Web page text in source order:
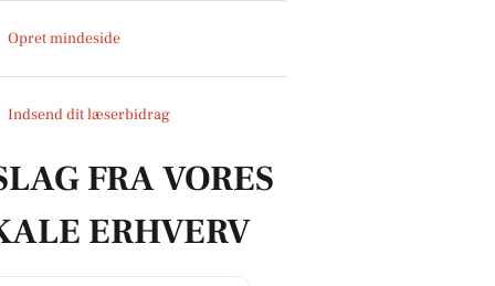
Opret mindeside
Indsend dit læserbidrag
FRA VORES
ERHVERV